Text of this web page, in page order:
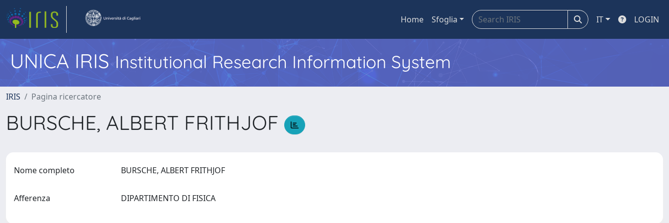
Home Sfoglia IT LOGIN
UNICA IRISInstitutional Research Information System
IRIS Pagina ricercatore
BURSCHE, ALBERT FRITHJOF
Nome completo BURSCHE, ALBERT FRITHJOF
Afferenza DIPARTIMENTO DI FISICA